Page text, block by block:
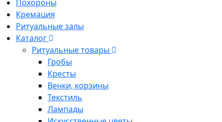
Похороны
Кремация
Ритуальные залы
Каталог
Ритуальные товары
Гробы
Кресты
Венки, корзины
Текстиль
Лампады